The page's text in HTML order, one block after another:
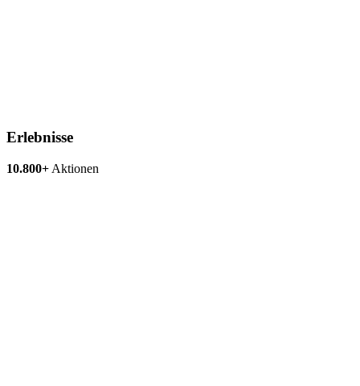
Erlebnisse
10.800+ Aktionen